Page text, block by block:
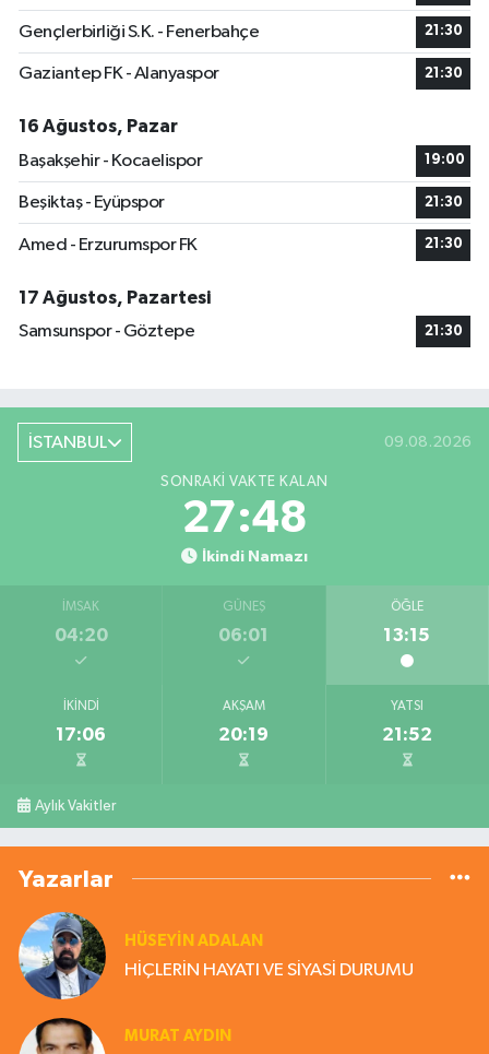
Gençlerbirliği S.K. - Fenerbahçe 21:30
Gaziantep FK - Alanyaspor 21:30
16 Ağustos, Pazar
Başakşehir - Kocaelispor
19:00
Beşiktaş - Eyüpspor 21:30
Amed - Erzurumspor FK 21:30
17 Ağustos, Pazartesi
Samsunspor - Göztepe
21:30
İSTANBUL 09.08.2026
SONRAKI VAKTE KALAN
27:47
İkindi Namazı
İMSAK
04:20
GÜNEŞ
06:01
ÖĞLE
13:15
İKINDI
17:06
AKŞAM
20:19
YATSI
21:52
Aylık Vakitler
Yazarlar
HÜSEYIN ADALAN
HİÇLERİN HAYATI VE SİYASİ DURUMU
MURAT AYDIN